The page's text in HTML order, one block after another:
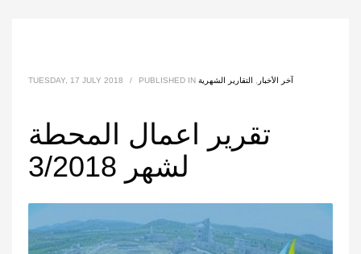
TUESDAY, 17 JULY 2018 / PUBLISHED IN آخر الأخبار التقارير الشهرية
تقرير اعمال المحطة
لشهر 3/2018